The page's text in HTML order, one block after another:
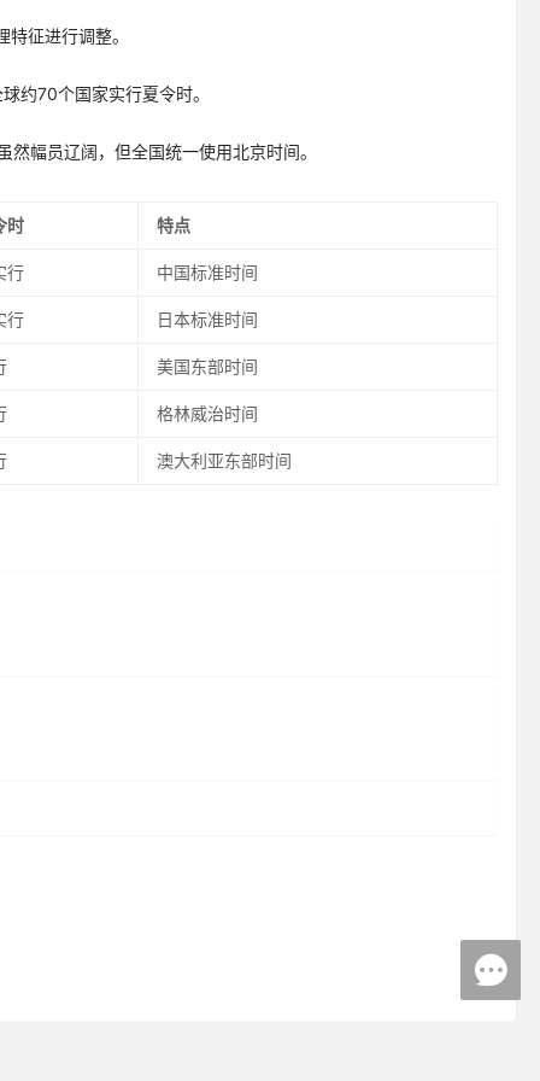
征进行调整。
约70个国家实行夏令时。
幅员辽阔，但全国统一使用北京时间。
时 特点
行 中国标准时间
行 日本标准时间
美国东部时间
格林威治时间
澳大利亚东部时间